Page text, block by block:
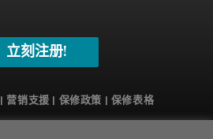
立刻注册!
|营销支援 | 保修政策 | 保修表格